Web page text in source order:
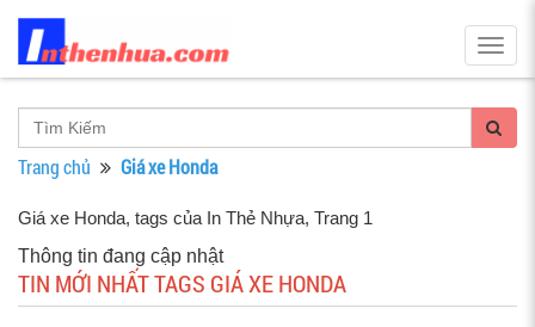
Trang chủ Giá xe Honda
Giá xe Honda, tags của In Thẻ Nhựa, Trang 1
Thông tin đang cập nhật
TIN MỚI NHẤT TAGS GIÁ XE HONDA